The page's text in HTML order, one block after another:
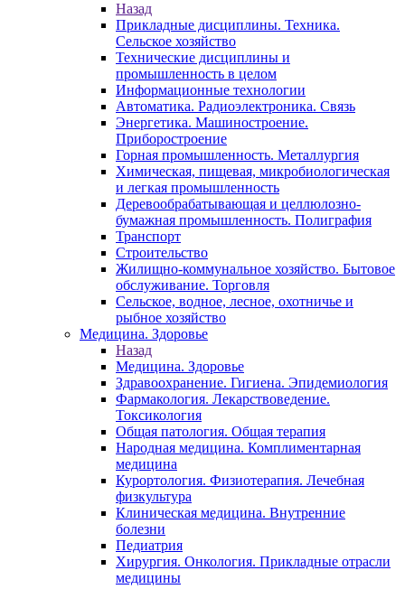
Назад
Прикладные дисциплины. Техника.
Сельское хозяйство
Технические дисциплины и
промышленность в целом
Информационные технологии
Автоматика. Радиоэлектроника. Связь
Энергетика. Машиностроение.
Приборостроение
Горная промышленность. Металлургия
Химическая, пищевая, микробиологическая
и легкая промышленность
Деревообрабатывающая и целлюлозно-
бумажная промышленность. Полиграфия
Транспорт
Строительство
Жилищно-коммунальное хозяйство. Бытовое
обслуживание. Торговля
Сельское, водное, лесное, охотничье и
рыбное хозяйство
Медицина. Здоровье
Назад
Медицина. Здоровье
Здравоохранение. Гигиена. Эпидемиология
Фармакология. Лекарствоведение.
Токсикология
Общая патология. Общая терапия
Народная медицина. Комплиментарная
медицина
Курортология. Физиотерапия. Лечебная
физкультура
Клиническая медицина. Внутренние
болезни
Педиатрия
Хирургия. Онкология. Прикладные отрасли
медицины